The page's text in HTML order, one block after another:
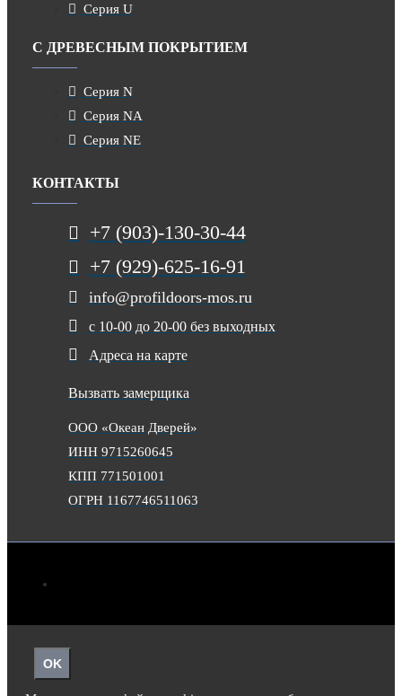
Серия U
С ДРЕВЕСНЫМ ПОКРЫТИЕМ
Серия N
Серия NA
Серия NE
КОНТАКТЫ
+7 (903)-130-30-44
+7 (929)-625-16-91
info@profildoors-mos.ru
с 10-00 до 20-00 без выходных
Адреса на карте
Вызвать замерщика
ООО «Океан Дверей»
ИНН 9715260645
КПП 771501001
ОГРН 1167746511063
OK